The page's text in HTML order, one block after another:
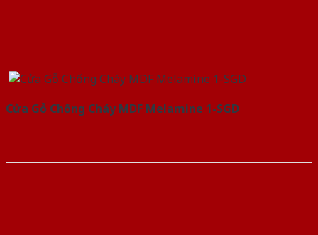
Cửa Gỗ Chống Cháy MDF Melamine 1-SGD